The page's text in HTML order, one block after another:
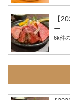
【
ー...
6k件